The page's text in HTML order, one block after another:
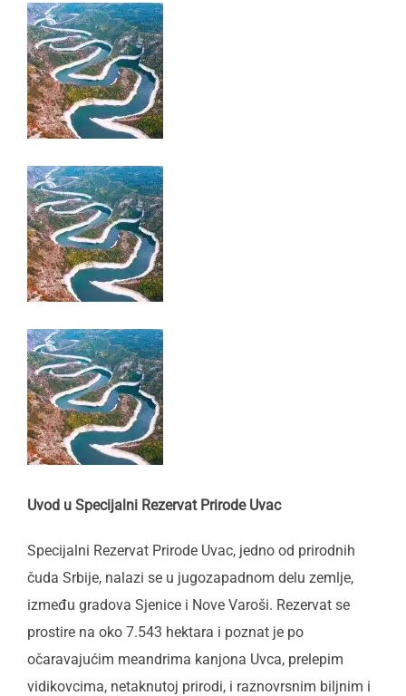
Uvod u Specijalni Rezervat Prirode Uvac
Specijalni Rezervat Prirode Uvac, jedno od prirodnih
čuda Srbije, nalazi se u jugozapadnom delu zemlje,
između gradova Sjenice i Nove Varoši. Rezervat se
prostire na oko 7.543 hektara i poznat je po
očaravajućim meandrima kanjona Uvca, prelepim
vidikovcima, netaknutoj prirodi, i raznovrsnim biljnim i